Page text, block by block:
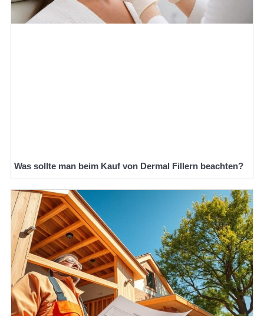
Was sollte man beim Kauf von Dermal Fillern beachten?